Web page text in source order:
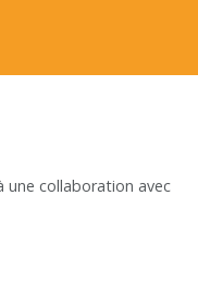
une collaboration avec